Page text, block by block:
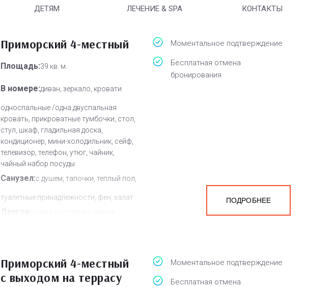
ДЕТЯМ ЛЕЧЕНИЕ & SPA КОНТАКТЫ
Приморский 4-местный
Площадь:39 кв. м.
В номере:диван, зеркало, кровати
односпальные /одна двуспальная
кровать, прикроватные тумбочки, стол,
стул, шкаф, гладильная доска,
кондиционер, мини-холодильник, сейф,
телевизор, телефон, утюг, чайник,
чайный набор посуды
Санузел:с душем, тапочки, теплый пол,
туалетные принадлежности, фен, халат
Моментальное подтверждение
Бесплатная отмена
бронирования
ПОДРОБНЕЕ
Приморский 4-местный
с выходом на террасу
Моментальное подтверждение
Бесплатная отмена